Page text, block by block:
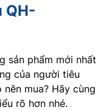
QH-
sản phẩm mới nhất
của người tiêu
mua? Hãy cùng
rõ hơn nhé.